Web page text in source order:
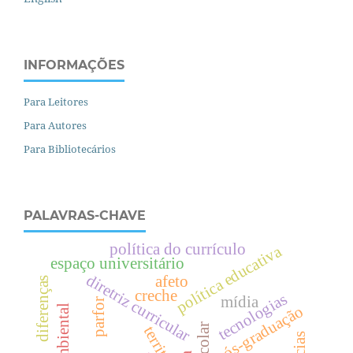
INFORMAÇÕES
Para Leitores
Para Autores
Para Bibliotecários
PALAVRAS-CHAVE
diretriz curricular
espaço universitário
pós-graduação
política educativa
mídia
parfor
creche
política do currículo
tecnologias
diferenças afeto